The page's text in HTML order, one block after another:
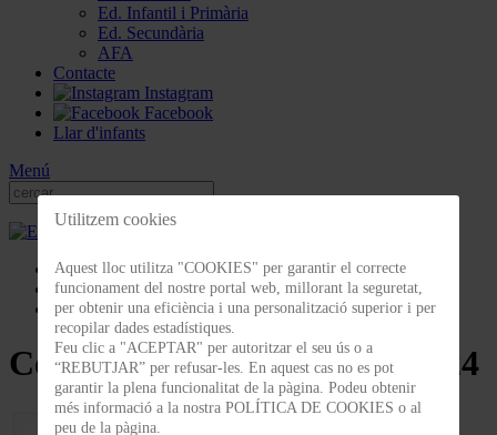
Ed. Infantil i Primària
Ed. Secundària
AFA
Contacte
Instagram
Facebook
Llar d'infants
Menú
Galeries
Colònies i sortides
Colònies EI4-2n Primària 2024
Colònies EI4-2n Primària 2024
Utilitzem cookies
Aquest lloc utilitza "COOKIES" per garantir el correcte
funcionament del nostre portal web, millorant la seguretat,
per obtenir una eficiència i una personalització superior i per
recopilar dades estadístiques.
Feu clic a "ACEPTAR" per autoritzar el seu ús o a
“REBUTJAR” per refusar-les. En aquest cas no es pot
garantir la plena funcionalitat de la pàgina. Podeu obtenir
més informació a la nostra POLÍTICA DE COOKIES o al
peu de la pàgina.